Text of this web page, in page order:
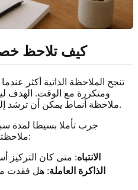
كيف تلاحظ
تنجح الملاحظة الذاتية أكثر
ومتكررة مع الوقت. الهدف
ملاحظة أنماط يمكن أن ترشد إلى عادات ودعم ومحادثات أفضل.
جرب تأملا بسيطا لمدة
ملاحظتين قصيرتين تحت هذه المحفزات:
الانتباه: متى كان التركيز
الذاكرة العاملة: هل فقدت